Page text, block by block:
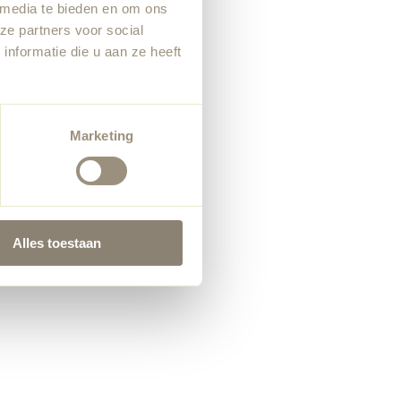
te bieden en om ons
partners voor social
die u aan ze heeft
Marketing
Alles toestaan